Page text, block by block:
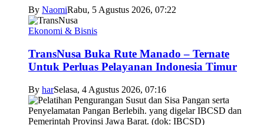
By NaomiRabu, 5 Agustus 2026, 07:22
Ekonomi & Bisnis
TransNusa Buka Rute Manado – Ternate
Untuk Perluas Pelayanan Indonesia Timur
By harSelasa, 4 Agustus 2026, 07:16